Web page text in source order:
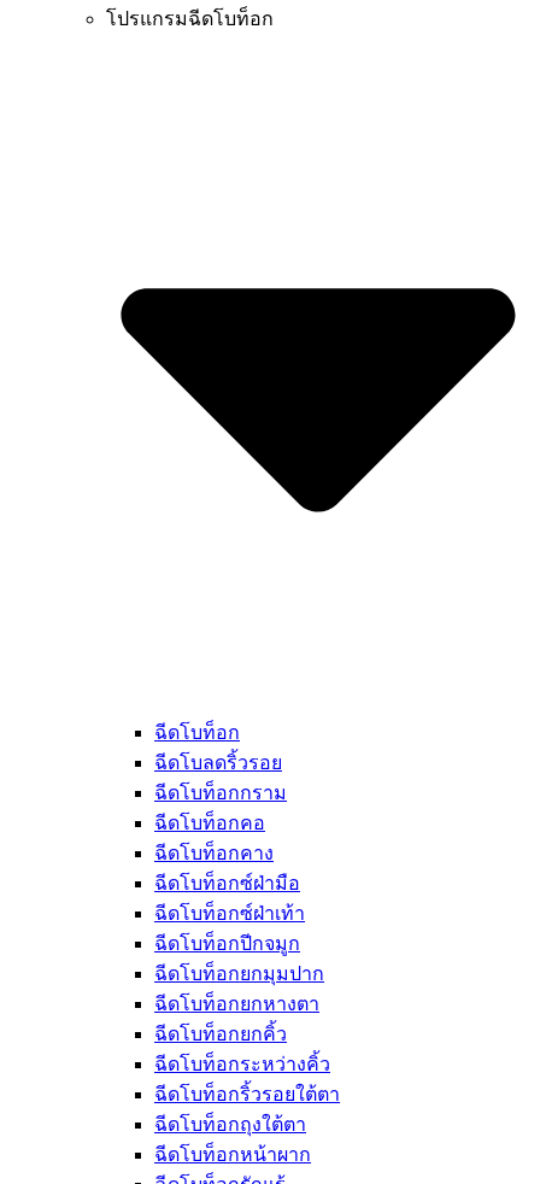
โปรแกรมฉีดโบท็อก
ฉีดโบท็อก
ฉีดโบลดริ้วรอย
ฉีดโบท็อกกราม
ฉีดโบท็อกคอ
ฉีดโบท็อกคาง
ฉีดโบท็อกซ์ฝ่ามือ
ฉีดโบท็อกซ์ฝ่าเท้า
ฉีดโบท็อกปีกจมูก
ฉีดโบท็อกยกมุมปาก
ฉีดโบท็อกยกหางตา
ฉีดโบท็อกยกคิ้ว
ฉีดโบท็อกระหว่างคิ้ว
ฉีดโบท็อกริ้วรอยใต้ตา
ฉีดโบท็อกถุงใต้ตา
ฉีดโบท็อกหน้าผาก